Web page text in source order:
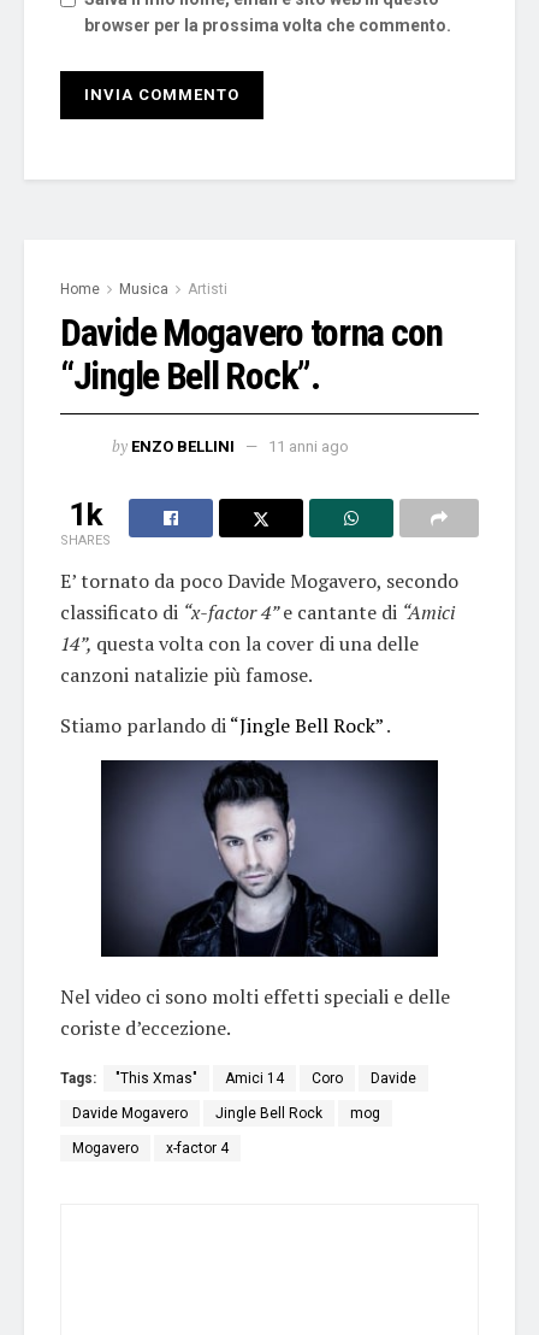
browser per la prossima volta che commento.
Home Musica Artisti
Davide Mogavero torna con
“Jingle Bell Rock”.
by ENZO BELLINI 11 anni ago
1k
SHARES
E’ tornato da poco Davide Mogavero, secondo
classificato di “x-factor 4”e cantante di “Amici
14”, questa volta con la cover di una delle
canzoni natalizie più famose.
Stiamo parlando di“Jingle Bell Rock”.
Nel video ci sono molti effetti speciali e delle
coriste d’eccezione.
Tags: "This Xmas" Amici 14 Coro Davide
Davide Mogavero Jingle Bell Rock mog
Mogavero x-factor 4